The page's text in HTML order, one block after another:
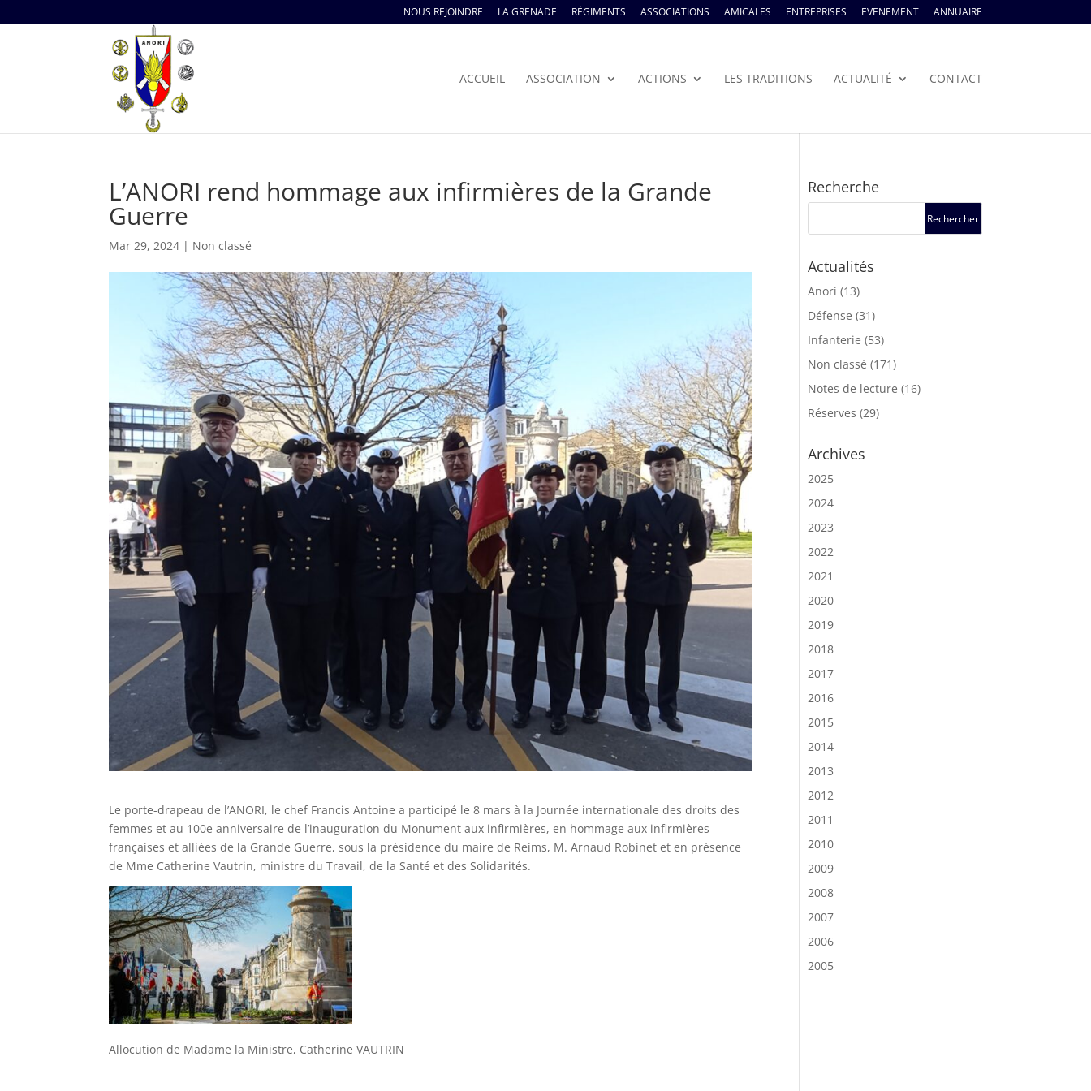
NOUS REJOINDRE LA GRENADE RÉGIMENTS ASSOCIATIONS AMICALES ENTREPRISES EVENEMENT ANNUAIRE
ACCUEIL ASSOCIATION ACTIONS LES TRADITIONS ACTUALITÉ CONTACT
L’ANORI rend hommage aux infirmières de la Grande
Guerre
Mar 29, 2024 | Non classé
Le porte-drapeau de l’ANORI, le chef Francis Antoine a participé le 8 mars à la Journée internationale des droits des
femmes et au 100e anniversaire de l’inauguration du Monument aux infirmières, en hommage aux infirmières
françaises et alliées de la Grande Guerre, sous la présidence du maire de Reims, M. Arnaud Robinet et en présence
de Mme Catherine Vautrin, ministre du Travail, de la Santé et des Solidarités.
Allocution de Madame la Ministre, Catherine VAUTRIN
Recherche
Actualités
Anori (13)
Défense (31)
Infanterie (53)
Non classé (171)
Notes de lecture (16)
Réserves (29)
Archives
2025
2024
2023
2022
2021
2020
2019
2018
2017
2016
2015
2014
2013
2012
2011
2010
2009
2008
2007
2006
2005